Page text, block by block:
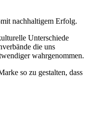
nachhaltigem Erfolg.
Unterschiede
die uns
wahrgenommen.
so zu gestalten, dass